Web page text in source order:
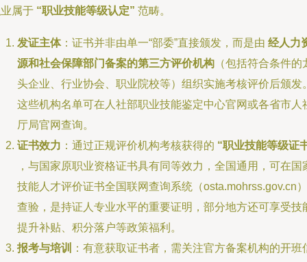
属于 “职业技能等级认定” 范畴。
发证主体：证书并非由单一“部委”直接颁发，而是由 经人力
源和社会保障部门备案的第三方评价机构 （包括符合条件的
头企业、行业协会、职业院校等）组织实施考核评价后颁发
这些机构名单可在人社部职业技能鉴定中心官网或各省市人
厅局官网查询。
证书效力 ：通过正规评价机构考核获得的 “职业技能等级证
，与国家原职业资格证书具有同等效力，全国通用，可在国
技能人才评价证书全国联网查询系统（osta.mohrss.gov.cn）
查验，是持证人专业水平的重要证明，部分地方还可享受技
提升补贴、积分落户等政策福利。
报考与培训
：有意获取证书者，需关注官方备案机构的开班